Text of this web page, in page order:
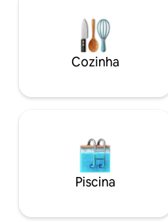
completa, sua própria TV e
tranca. Esta propriedade
minutos de 2 grandes
Universidade Marshall, do
Cozinha
Piscina